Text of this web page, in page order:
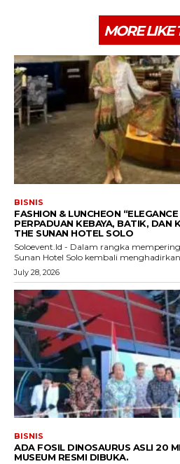
MORE LIKE
BISNIS
FASHION & LUNCHEON
PERPADUAN KEBAYA, BATIK, DAN
THE SUNAN HOTEL SOLO
Soloevent.Id - Dalam rangka
Sunan Hotel Solo kembali
July 28, 2026
BISNIS
ADA FOSIL DINOSAURUS ASLI 20
MUSEUM RESMI DIBUKA.